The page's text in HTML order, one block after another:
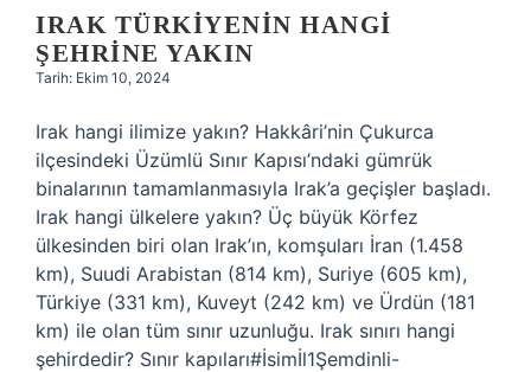
IRAK TÜRKIYENIN HANGI
ŞEHRINE YAKIN
Tarih: Ekim 10, 2024
Irak hangi ilimize yakın? Hakkâri’nin Çukurca
ilçesindeki Üzümlü Sınır Kapısı’ndaki gümrük
binalarının tamamlanmasıyla Irak’a geçişler başladı.
Irak hangi ülkelere yakın? Üç büyük Körfez
ülkesinden biri olan Irak’ın, komşuları İran (1.458
km), Suudi Arabistan (814 km), Suriye (605 km),
Türkiye (331 km), Kuveyt (242 km) ve Ürdün (181
km) ile olan tüm sınır uzunluğu. Irak sınırı hangi
şehirdedir? Sınır kapıları#İsimİl1Şemdinli-